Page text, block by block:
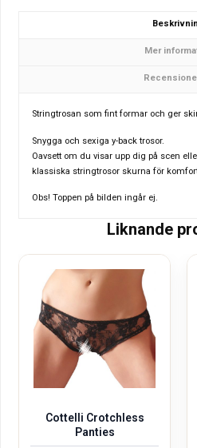
Mer
Stringtrosan som fint formar och ger
Snygga och sexiga y-back trosor.
Oavsett om du visar upp dig på scen
klassiska stringtrosor skurna för
Obs! Toppen på bilden ingår ej.
Liknande
Cottelli Crotchless
Panties